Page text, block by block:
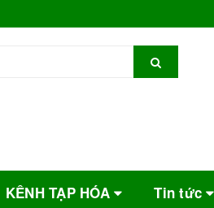
KÊNH TẠP HÓA Tin tức